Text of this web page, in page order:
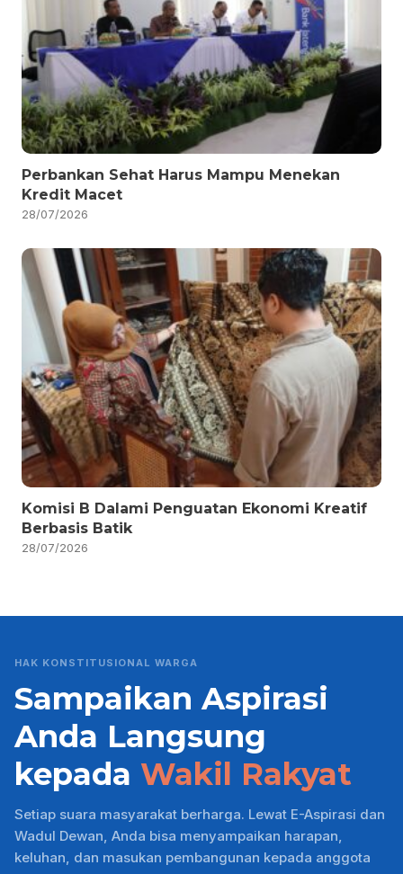
Perbankan Sehat Harus Mampu Menekan
Kredit Macet
28/07/2026
Komisi B Dalami Penguatan Ekonomi Kreatif
Berbasis Batik
28/07/2026
HAK KONSTITUSIONAL WARGA
Sampaikan Aspirasi
Anda Langsung
kepada Wakil Rakyat
Setiap suara masyarakat berharga. Lewat E-Aspirasi dan
Wadul Dewan, Anda bisa menyampaikan harapan,
keluhan, dan masukan pembangunan kepada anggota